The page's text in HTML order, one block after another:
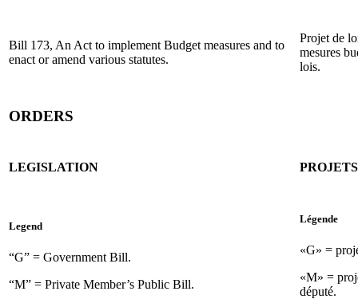
Bill 173, An Act to implement Budget measures and to
enact or amend various statutes.
Projet de
mesures
lois.
ORDERS
LEGISLATION
Legend
“G” = Government Bill.
“M” = Private Member’s Public Bill.
Légende
«G» =
«M» =
député.